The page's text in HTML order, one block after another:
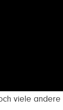
viele andere